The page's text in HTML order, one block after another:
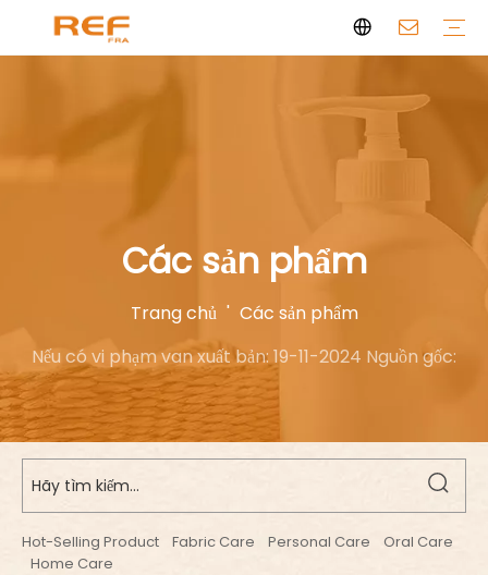
Các sản phẩm
Trang chủ ' Các sản phẩm
Nếu có vi phạm van xuất bản: 19-11-2024 Nguồn gốc:
Hot-Selling Product Fabric Care Personal Care
Oral Care
Home Care